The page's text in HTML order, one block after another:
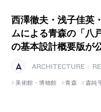
西澤徹夫・浅子佳英
ムによる青森の「八
の基本設計概要版が
ARCHITECTURE
美術館・博物館
青森 森純